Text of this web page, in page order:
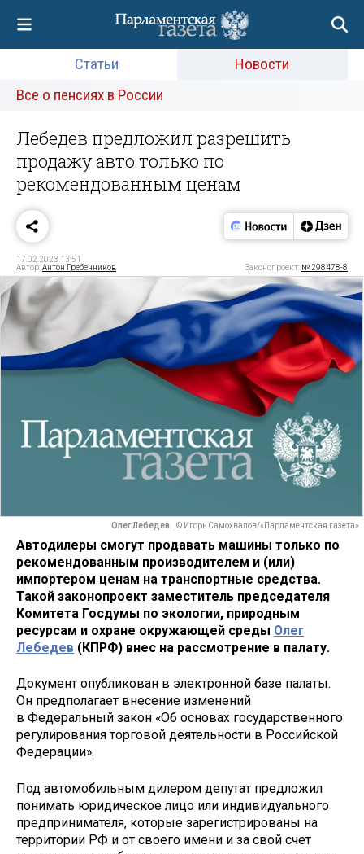
Статьи
Новости
Все о пенсиях в России
Лебедев предложил разрешить
продажу авто только по
рекомендованным ценам
17.02.2023 13:51
Автор:Антон Гребенников Законопроект: № 298478-8
Олег Лебедев. © Игорь Самохвалов/«Парламентская газета»
Автодилеры смогут продавать машины только по
рекомендованным производителем и (или)
импортером ценам на транспортные средства.
Такой законопроект заместитель председателя
Комитета Госдумы по экологии, природным
ресурсам и охране окружающей среды Олег
Лебедев (КПРФ) внес на рассмотрение в палату.
Документ опубликован в электронной базе палаты.
Он предполагает внесение изменений
в Федеральный закон «Об основах государственного
регулирования торговой деятельности в Российской
Федерации».
Под автомобильным дилером депутат предложил
понимать юридическое лицо или индивидуального
предпринимателя, которые зарегистрированы на
территории РФ и от своего имени и за свой счет